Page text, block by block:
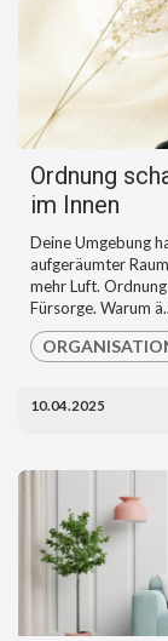
Ordnung
im Innen
Deine Umgebung
aufgeräumter
mehr Luft.
Fürsorge. Warum
10.04.2025